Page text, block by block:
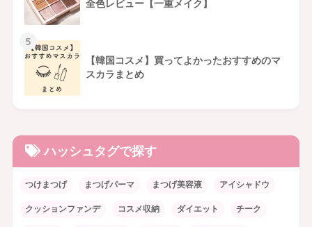
全色レビュー【一重メイク】
5
【韓国コスメ】買ってよかったおすすめのマ
スカラまとめ
ハッシュタグで探す
つけまつげ まつげパーマ まつげ美容液 アイシャドウ
クッションファンデ コスメ収納 ダイエット チーク